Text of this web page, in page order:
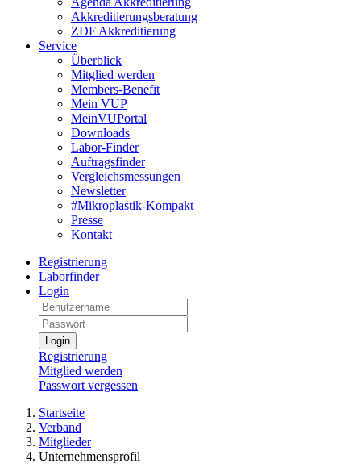
Akkreditierungsberatung
ZDF Akkreditierung
Service
Überblick
Mitglied werden
Members-Benefit
Mein VUP
MeinVUPortal
Downloads
Labor-Finder
Auftragsfinder
Vergleichsmessungen
Newsletter
#Mikroplastik-Kompakt
Presse
Kontakt
Registrierung
Laborfinder
Login
Login
Registrierung
Mitglied werden
Passwort vergessen
Startseite
Verband
Mitglieder
Unternehmensprofil